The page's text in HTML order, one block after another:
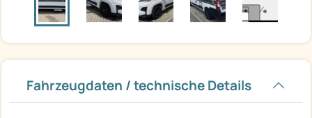
Fahrzeugdaten / technische Details